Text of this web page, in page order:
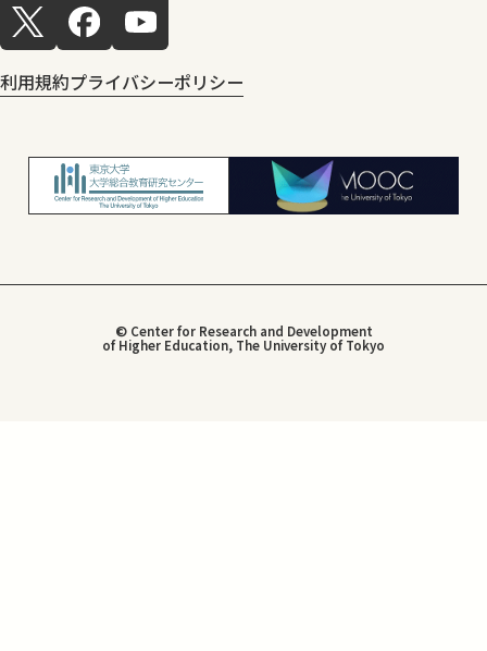
利用規約プライバシーポリシー
© Center for Research and Development
of Higher Education, The University of Tokyo